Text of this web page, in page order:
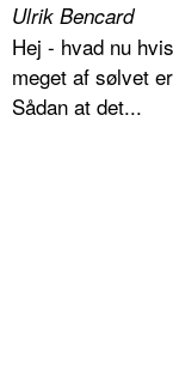
Ulrik Bencard
Hej - hvad nu
meget af sølvet
Sådan at det...